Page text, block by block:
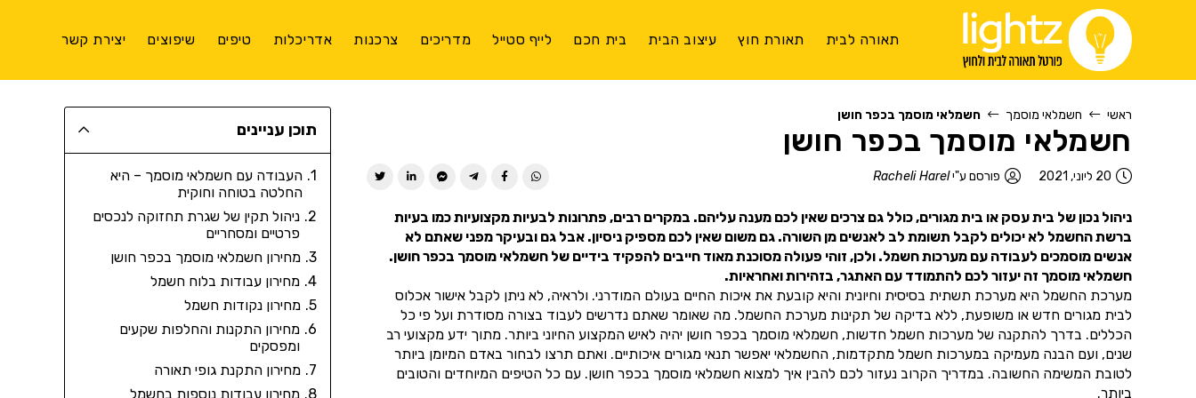
תאורה לבית תאורת חוץ עיצוב הבית בית חכם לייף סטייל מדריכים צרכנות אדריכלות טיפים שיפוצים יצירת קשר
ראשי חשמלאי מוסמך חשמלאי מוסמך בכפר חושן
חשמלאי מוסמך בכפר חושן
20 ליוני, 2021 פורסם ע"יRacheli Harel
ניהול נכון של בית עסק או בית מגורים, כולל גם צרכים שאין לכם מענה עליהם. במקרים רבים, פתרונות לבעיות מקצועיות כמו בעיות
ברשת החשמל לא יכולים לקבל תשומת לב לאנשים מן השורה. גם משום שאין לכם מספיק ניסיון. אבל גם ובעיקר מפני שאתם לא
אנשים מוסמכים לעבודה עם מערכות חשמל. ולכן, זוהי פעולה מסוכנת מאוד חייבים להפקיד בידיים של חשמלאי מוסמך בכפר חושן.
חשמלאי מוסמך זה יעזור לכם להתמודד עם האתגר, בזהירות ואחראיות.
מערכת החשמל היא מערכת תשתית בסיסית וחיונית והיא קובעת את איכות החיים בעולם המודרני. ולראיה, לא ניתן לקבל אישור אכלוס
לבית מגורים חדש או משופעת, ללא בדיקה של תקינות מערכת החשמל. מה שאומר שאתם נדרשים לעבוד בצורה מסודרת ועל פי כל
הכללים. בדרך להתקנה של מערכות חשמל חדשות, חשמלאי מוסמך בכפר חושן יהיה לאיש המקצוע החיוני ביותר. מתוך ידע מקצועי רב
שנים, ועם הבנה מעמיקה במערכות חשמל מתקדמות, החשמלאי יאפשר תנאי מגורים איכותיים. ואתם תרצו לבחור באדם המיומן ביותר
לטובת המשימה החשובה. במדריך הקרוב נעזור לכם להבין איך למצוא חשמלאי מוסמך בכפר חושן. עם כל הטיפים המיוחדים והטובים
ביותר.
תוכן עניינים
העבודה עם חשמלאי מוסמך – היא
החלטה בטוחה וחוקית
ניהול תקין של שגרת תחזוקה לנכסים
פרטיים ומסחריים
מחירון חשמלאי מוסמך בכפר חושן
מחירון עבודות בלוח חשמל
מחירון נקודות חשמל
מחירון התקנות והחלפות שקעים
ומפסקים
מחירון התקנת גופי תאורה
מחירון עבודות נוספות בחשמל